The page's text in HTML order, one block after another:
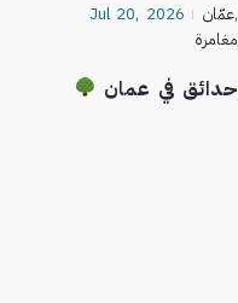
Jul 20, 2026 عمّان,
مغامرة
حدائق في عمان